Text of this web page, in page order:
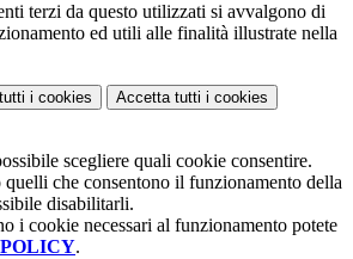
terzi da questo utilizzati si avvalgono di
ed utili alle finalità illustrate nella
i cookies Accetta tutti i cookies
scegliere quali cookie consentire.
quelli che consentono il funzionamento della
disabilitarli.
i cookie necessari al funzionamento potete
.